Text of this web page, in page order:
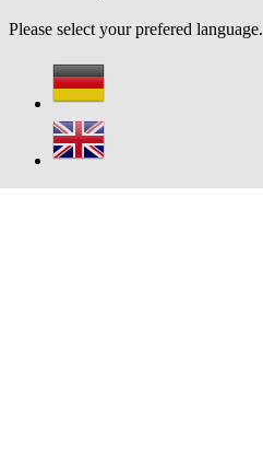
Please select your prefered language.